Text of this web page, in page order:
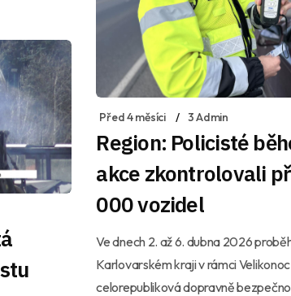
Před 4 měsíci 3 Admin
Region: Policisté
akce zkontrolovali
000 vozidel
Ve dnech 2. až 6. dubna 2026
Karlovarském kraji v rámci Velikonoc
celorepubliková dopravně